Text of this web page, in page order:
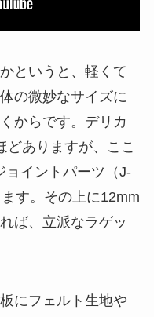
というと、軽くて
の微妙なサイズに
からです。デリカ
どありますが、ここ
ョイントパーツ（J-
す。その上に12mm
ば、立派なラゲッ
にフェルト生地や